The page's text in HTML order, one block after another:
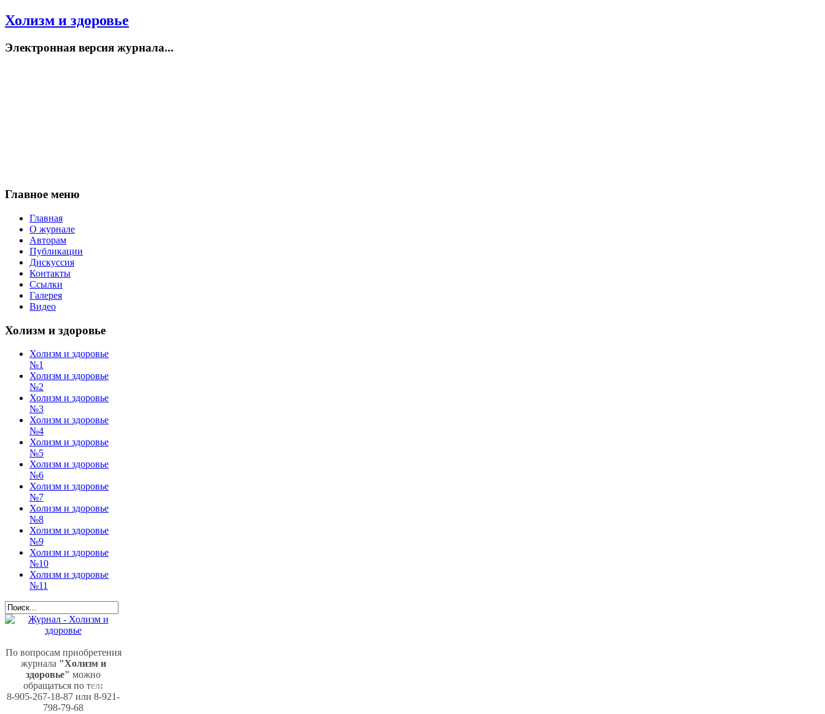
Холизм и здоровье
Электронная версия журнала...
Главное меню
Главная
О журнале
Авторам
Публикации
Дискуссия
Контакты
Ссылки
Галерея
Видео
Холизм и здоровье
Холизм и здоровье
№1
Холизм и здоровье
№2
Холизм и здоровье
№3
Холизм и здоровье
№4
Холизм и здоровье
№5
Холизм и здоровье
№6
Холизм и здоровье
№7
Холизм и здоровье
№8
Холизм и здоровье
№9
Холизм и здоровье
№10
Холизм и здоровье
№11
По вопросам приобретения
журнала "Холизм и
здоровье" можно
обращаться по тел:
8-905-267-18-87 или 8-921-
798-79-68